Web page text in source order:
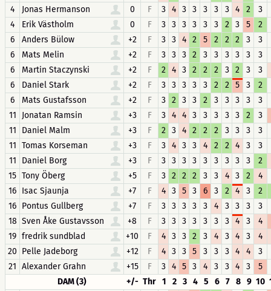
4
Jonas Hermanson 0 F 3 4 3 3 3 3 3 4 2
3
4
Erik Västholm 0 F 3 3 3 3 3 3 2 3 5
2
6
Anders Bülow +2 F 3 3 4 2 5 2 2 2 3
3
6
Mats Melin +2 F 3 3 3 2 3 3 3 3 3
3
6
Martin Staczynski +2 F 2 4 3 2 2 2 3 2 3
3
6
Daniel Stark +2 F 3 3 3 3 3 2 2 5 3
2
6
Mats Gustafsson +2 F 3 2 3 3 2 3 3 3 3
3
11
Jonatan Ramsin +3 F 3 4 4 3 3 3 3 3 2
3
11
Daniel Malm +3 F 2 3 4 2 2 2 3 3 3
3
11 Tomas Korseman +3 F 3 4 3 3 4 2 2 4 3
3
11
Daniel Borg +3 F 3 3 3 3 3 3 3 3 3
2
15 Tony Öberg +5 F 3 2 2 2 3 3 4 3 2
4
16 Isac Sjaunja +7 F 4 3 5 3 6 3 2 4 3
2
16 Pontus Gullberg +7 F 3 3 3 3 3 4 3 3 3
3
18 Sven Åke Gustavsson +8 F 3 3 3 3 3 3 3 4 3
4
19 fredrik sundblad +10 F 4 3 3 2 3 4 3 4 3
4
20 Pelle Jadeborg +12 F 4 3 3 5 3 3 3 4 4
3
21 Alexander Grahn +15 F 3 4 5 3 4 3 3 4 3
5
DAM (3)
+/- Thr 1 2 3 4 5 6 7 8 9 10